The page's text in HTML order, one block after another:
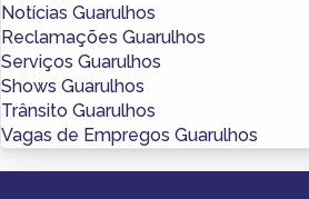
Notícias Guarulhos
Reclamações Guarulhos
Serviços Guarulhos
Shows Guarulhos
Trânsito Guarulhos
Vagas de Empregos Guarulhos